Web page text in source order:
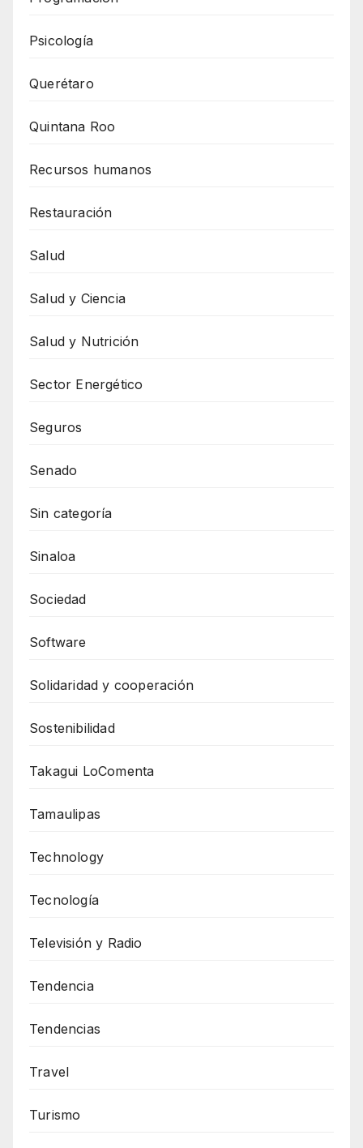
Psicología
Querétaro
Quintana Roo
Recursos humanos
Restauración
Salud
Salud y Ciencia
Salud y Nutrición
Sector Energético
Seguros
Senado
Sin categoría
Sinaloa
Sociedad
Software
Solidaridad y cooperación
Sostenibilidad
Takagui LoComenta
Tamaulipas
Technology
Tecnología
Televisión y Radio
Tendencia
Tendencias
Travel
Turismo